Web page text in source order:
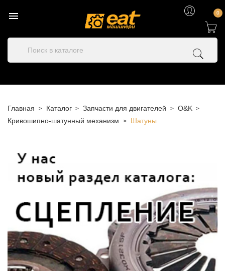
 0
Главная Каталог Запчасти для двигателей
O&K
Кривошипно-шатунный механизм
Шатуны